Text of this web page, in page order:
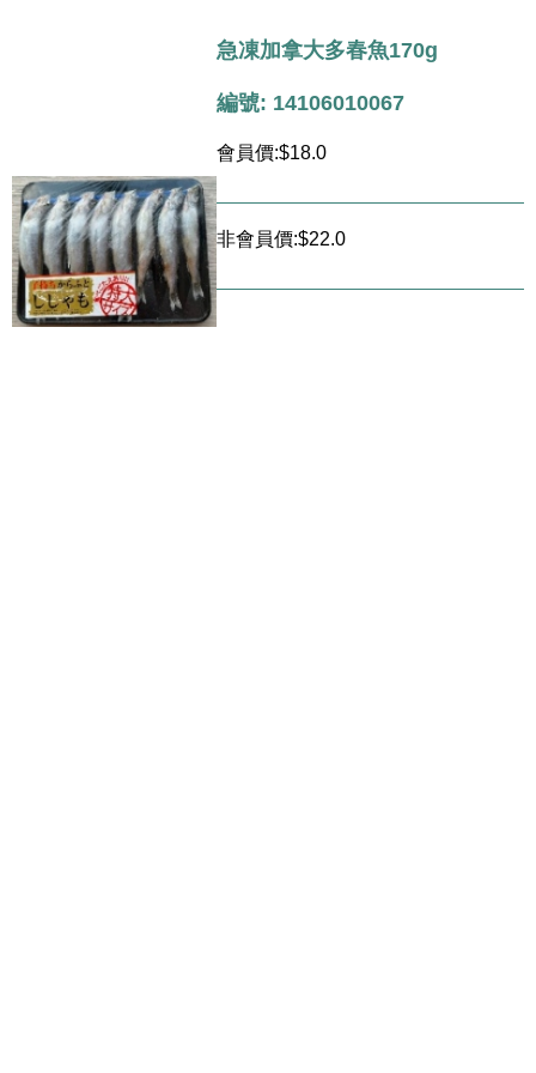
急凍加拿大多春魚170g
編號: 14106010067
會員價:$18.0
非會員價:$22.0